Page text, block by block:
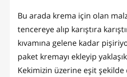
Bu arada krema için olan
tencereye alıp karıştıra
kıvamına gelene kadar
paket kremayı ekleyip
Kekimizin üzerine eşit